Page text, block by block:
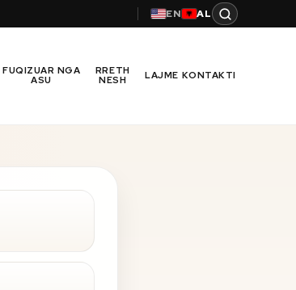
EN AL
FUQIZUAR NGA
ASU
RRETH
NESH LAJME KONTAKTI